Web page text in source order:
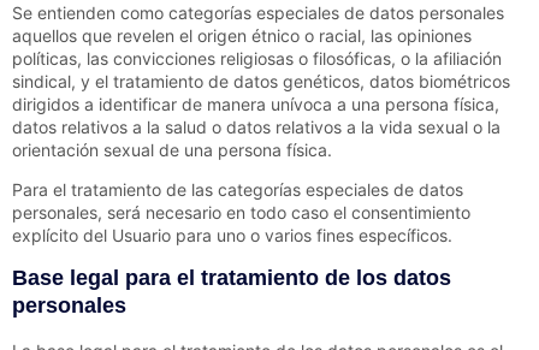
Se entienden como categorías especiales de datos personales
aquellos que revelen el origen étnico o racial, las opiniones
políticas, las convicciones religiosas o filosóficas, o la afiliación
sindical, y el tratamiento de datos genéticos, datos biométricos
dirigidos a identificar de manera unívoca a una persona física,
datos relativos a la salud o datos relativos a la vida sexual o la
orientación sexual de una persona física.
Para el tratamiento de las categorías especiales de datos
personales, será necesario en todo caso el consentimiento
explícito del Usuario para uno o varios fines específicos.
Base legal para el tratamiento de los datos
personales